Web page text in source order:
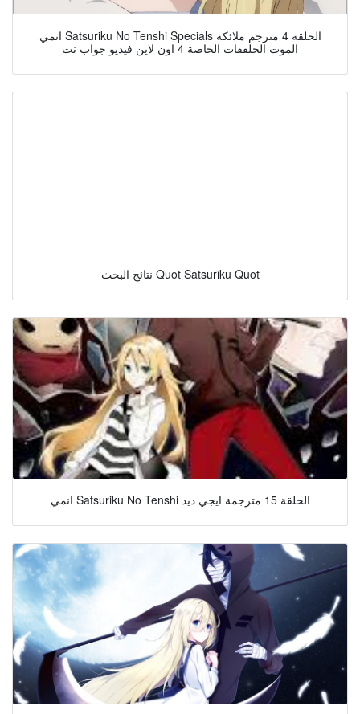
انمي Satsuriku No Tenshi Specials الحلقة 4 مترجم ملائكة
الموت الحلققات الخاصة 4 اون لاين فيديو جواب نت
نتائج البحث Quot Satsuriku Quot
انمي Satsuriku No Tenshi الحلقة 15 مترجمة ايجي ديد